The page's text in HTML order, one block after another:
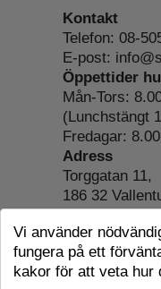
Kontakt
Telefon: 08-
E-post:
Öppettider
Mån-Tors:
(Lunchstängt
Fredagar:
Adress
Torggatan 11,
186 32
Org.nr:
Om
Cookie-
Vi använder
fungera på ett
kakor för att veta hur